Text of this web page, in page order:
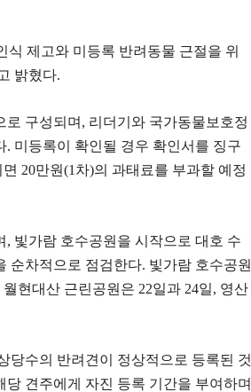
제고와 미등록 반려동물 근절을 위
밝혔다.
구성되며, 리더기와 국가동물보호정
미등록이 확인될 경우 확인서를 징구
20만원(1차)의 과태료를 부과할 예정
빛가람 호수공원을 시작으로 대호 수
순차적으로 점검한다. 빛가람 호수공원
현대산 근린공원은 22일과 24일, 영산
당수의 반려견이 정상적으로 등록된 것
견주에게 자진 등록 기간을 부여하며